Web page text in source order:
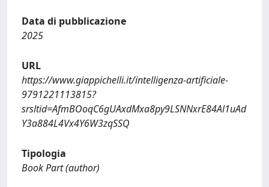
Data di pubblicazione
2025
URL
https://www.giappichelli.it/intelligenza-artificiale-
9791221113815?
srsltid=AfmBOoqC6gUAxdMxa8py9LSNNxrE84Al1uAd
Y3a884L4Vx4Y6W3zqSSQ
Tipologia
Book Part (author)